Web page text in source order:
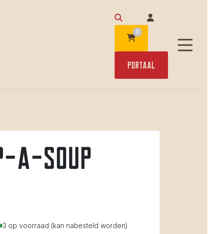
0
Portaal
a-soup
3 op voorraad (kan nabesteld worden)